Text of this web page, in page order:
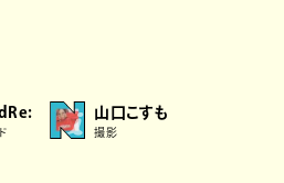
山口こすも
撮影